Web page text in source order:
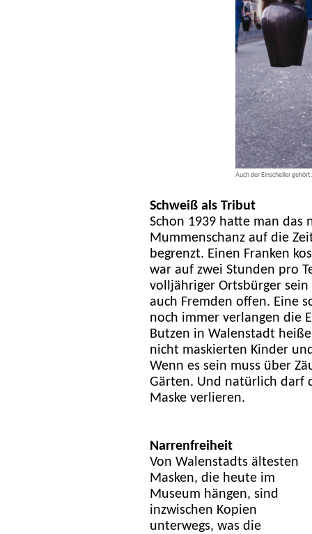
Auch der Einscheller
Schweiß als Tribut
Schon 1939 hatte man das
Mummenschanz auf die
begrenzt. Einen Franken
war auf zwei Stunden pro
volljähriger Ortsbürger
auch Fremden offen. Eine
noch immer verlangen die
Butzen in Walenstadt
nicht maskierten Kinder
Wenn es sein muss über
Gärten. Und natürlich darf
Maske verlieren.
Narrenfreiheit
Von Walenstadts ältesten
Masken, die heute im
Museum hängen, sind
inzwischen Kopien
unterwegs, was die